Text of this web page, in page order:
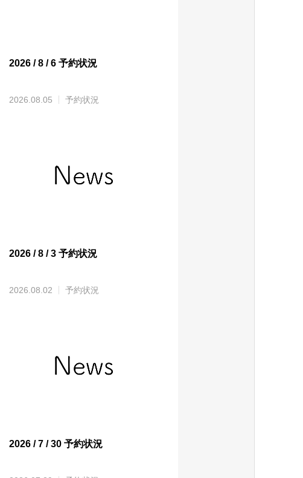
2026 / 8 / 6 予約状況
2026.08.05 予約状況
2026 / 8 / 3 予約状況
2026.08.02 予約状況
2026 / 7 / 30 予約状況